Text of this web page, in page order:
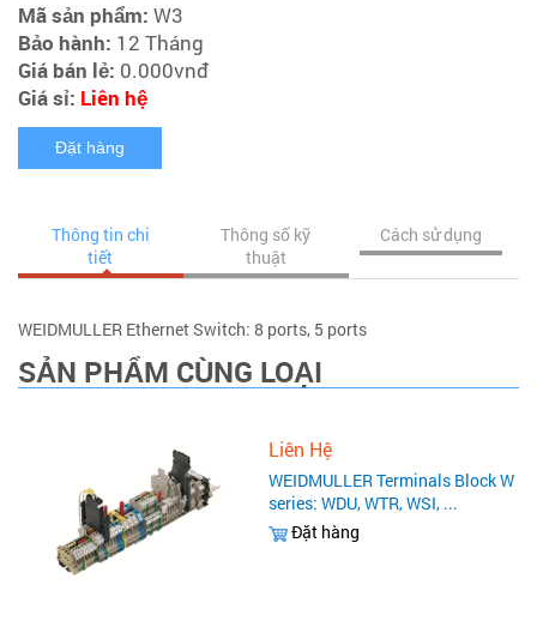
Mã sản phẩm: W3
Bảo hành: 12 Tháng
Giá bán lẻ: 0.000vnđ
Giá sỉ: Liên hệ
Thông tin chi
tiết
Thông số kỹ
thuật
Cách sử dụng
WEIDMULLER Ethernet Switch: 8 ports, 5 ports
SẢN PHẨM CÙNG LOẠI
Liên Hệ
WEIDMULLER Terminals Block W
series: WDU, WTR, WSI, ...
Đặt hàng